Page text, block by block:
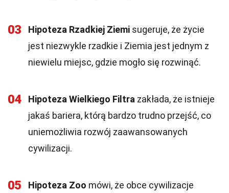
03 Hipoteza Rzadkiej Ziemi sugeruje, że życie
jest niezwykle rzadkie i Ziemia jest jednym z
niewielu miejsc, gdzie mogło się rozwinąć.
04 Hipoteza Wielkiego Filtra zakłada, że istnieje
jakaś bariera, którą bardzo trudno przejść, co
uniemożliwia rozwój zaawansowanych
cywilizacji.
05 Hipoteza Zoo mówi, że obce cywilizacje